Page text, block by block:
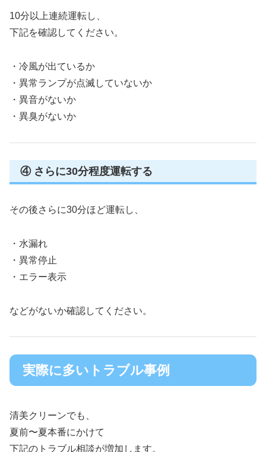
10分以上連続運転し、
下記を確認してください。
・冷風が出ているか
・異常ランプが点滅していないか
・異音がないか
・異臭がないか
④ さらに30分程度運転する
その後さらに30分ほど運転し、
・水漏れ
・異常停止
・エラー表示
などがないか確認してください。
実際に多いトラブル事例
清美クリーンでも、
夏前〜夏本番にかけて
下記のトラブル相談が増加します。